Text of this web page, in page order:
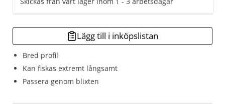
Bred profil
Kan fiskas extremt långsamt
Passera genom blixten
Lägg till i inköpslistan